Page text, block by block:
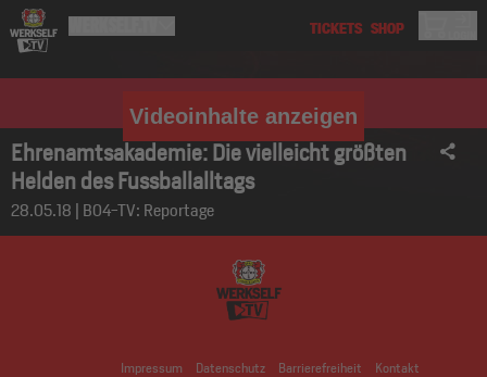
Videoinhalte anzeigen
Ehrenamtsakademie: Die vielleicht größten
Helden des Fussballalltags
28.05.18 | B04-TV: Reportage
Impressum Datenschutz Barrierefreiheit Kontakt